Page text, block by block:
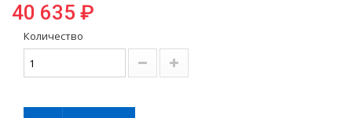
40 635 ₽
Количество